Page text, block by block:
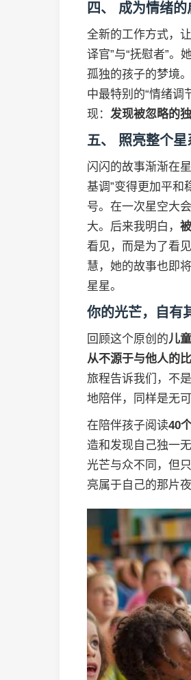
四、 成为情绪的
全新的工作方式，
译官”与“抚慰者”。
孤独的孩子的梦境
中最特别的“情绪调
现： 发现被忽略的
五、 照亮整个星
闪闪的故事渐渐在
基调”变得更加平和
号。在一次星空大
大。后来我明白，
看见，而是为了看
慧，她的故事也即
星星。
你的光芒，自有
回顾这个原创的儿
从不源于与他人的
旅程告诉我们，不
地陪伴，同样是无
在陪伴孩子阅读40
造和发现自己独一
光芒与众不同，但
亮属于自己的那片